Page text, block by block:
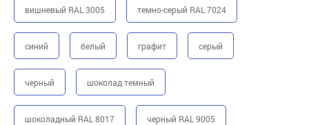
вишневый RAL 3005 темно-серый RAL 7024
синий белый графит серый
черный шоколад темный
шоколадный RAL 8017 черный RAL 9005